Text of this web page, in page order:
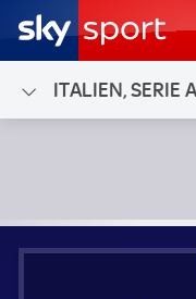
ITALIEN, SERIE A